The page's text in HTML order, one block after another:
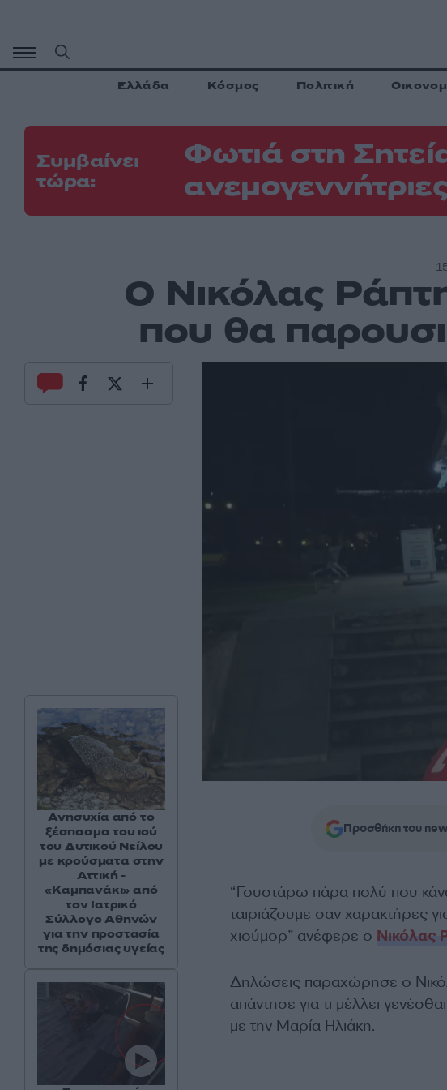
περιεχόμενο
Ελλάδα Κόσμος Πολιτική
Συμβαίνει
τώρα:
Φωτιά στη
Ο Νικόλας
που θα
Προσθήκη του
“Γουστάρω πάρα πολύ που
ταιριάζουμε σαν χαρακτήρες
χιούμορ” ανέφερε ο Νικόλας
Δηλώσεις παραχώρησε ο
απάντησε για τι μέλλει
με την Μαρία Ηλιάκη.
Ανησυχία από το
ξέσπασμα του ιού
του Δυτικού Νείλου
με κρούσματα στην
Αττική -
«Καμπανάκι» από
τον Ιατρικό
Σύλλογο Αθηνών
για την προστασία
της δημόσιας υγείας